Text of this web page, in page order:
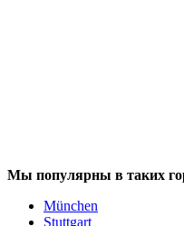
Мы популярны в таких
München
Stuttgart